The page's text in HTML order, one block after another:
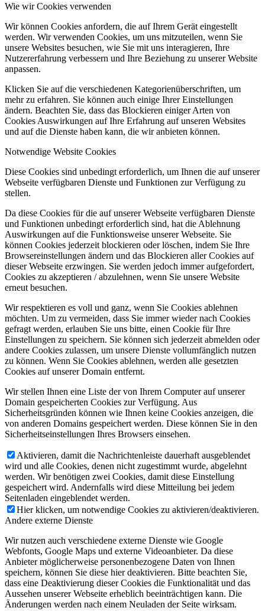
Wie wir Cookies verwenden
Wir können Cookies anfordern, die auf Ihrem Gerät eingestellt
werden. Wir verwenden Cookies, um uns mitzuteilen, wenn Sie
unsere Websites besuchen, wie Sie mit uns interagieren, Ihre
Nutzererfahrung verbessern und Ihre Beziehung zu unserer Website
anpassen.
Klicken Sie auf die verschiedenen Kategorienüberschriften, um
mehr zu erfahren. Sie können auch einige Ihrer Einstellungen
ändern. Beachten Sie, dass das Blockieren einiger Arten von
Cookies Auswirkungen auf Ihre Erfahrung auf unseren Websites
und auf die Dienste haben kann, die wir anbieten können.
Notwendige Website Cookies
Diese Cookies sind unbedingt erforderlich, um Ihnen die auf unserer
Webseite verfügbaren Dienste und Funktionen zur Verfügung zu
stellen.
Da diese Cookies für die auf unserer Webseite verfügbaren Dienste
und Funktionen unbedingt erforderlich sind, hat die Ablehnung
Auswirkungen auf die Funktionsweise unserer Webseite. Sie
können Cookies jederzeit blockieren oder löschen, indem Sie Ihre
Browsereinstellungen ändern und das Blockieren aller Cookies auf
dieser Webseite erzwingen. Sie werden jedoch immer aufgefordert,
Cookies zu akzeptieren / abzulehnen, wenn Sie unsere Website
erneut besuchen.
Wir respektieren es voll und ganz, wenn Sie Cookies ablehnen
möchten. Um zu vermeiden, dass Sie immer wieder nach Cookies
gefragt werden, erlauben Sie uns bitte, einen Cookie für Ihre
Einstellungen zu speichern. Sie können sich jederzeit abmelden oder
andere Cookies zulassen, um unsere Dienste vollumfänglich nutzen
zu können. Wenn Sie Cookies ablehnen, werden alle gesetzten
Cookies auf unserer Domain entfernt.
Wir stellen Ihnen eine Liste der von Ihrem Computer auf unserer
Domain gespeicherten Cookies zur Verfügung. Aus
Sicherheitsgründen können wie Ihnen keine Cookies anzeigen, die
von anderen Domains gespeichert werden. Diese können Sie in den
Sicherheitseinstellungen Ihres Browsers einsehen.
Aktivieren, damit die Nachrichtenleiste dauerhaft ausgeblendet
wird und alle Cookies, denen nicht zugestimmt wurde, abgelehnt
werden. Wir benötigen zwei Cookies, damit diese Einstellung
gespeichert wird. Andernfalls wird diese Mitteilung bei jedem
Seitenladen eingeblendet werden.
Hier klicken, um notwendige Cookies zu aktivieren/deaktivieren.
Andere externe Dienste
Wir nutzen auch verschiedene externe Dienste wie Google
Webfonts, Google Maps und externe Videoanbieter. Da diese
Anbieter möglicherweise personenbezogene Daten von Ihnen
speichern, können Sie diese hier deaktivieren. Bitte beachten Sie,
dass eine Deaktivierung dieser Cookies die Funktionalität und das
Aussehen unserer Webseite erheblich beeinträchtigen kann. Die
Änderungen werden nach einem Neuladen der Seite wirksam.